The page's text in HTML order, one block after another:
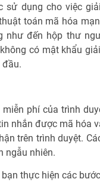
sử dụng cho việc
toán mã hóa
như đến hộp thư
có mật khẩu
phí của trình
nhắn được mã hóa
trên trình duyệt.
ngẫu nhiên.
thực hiện các